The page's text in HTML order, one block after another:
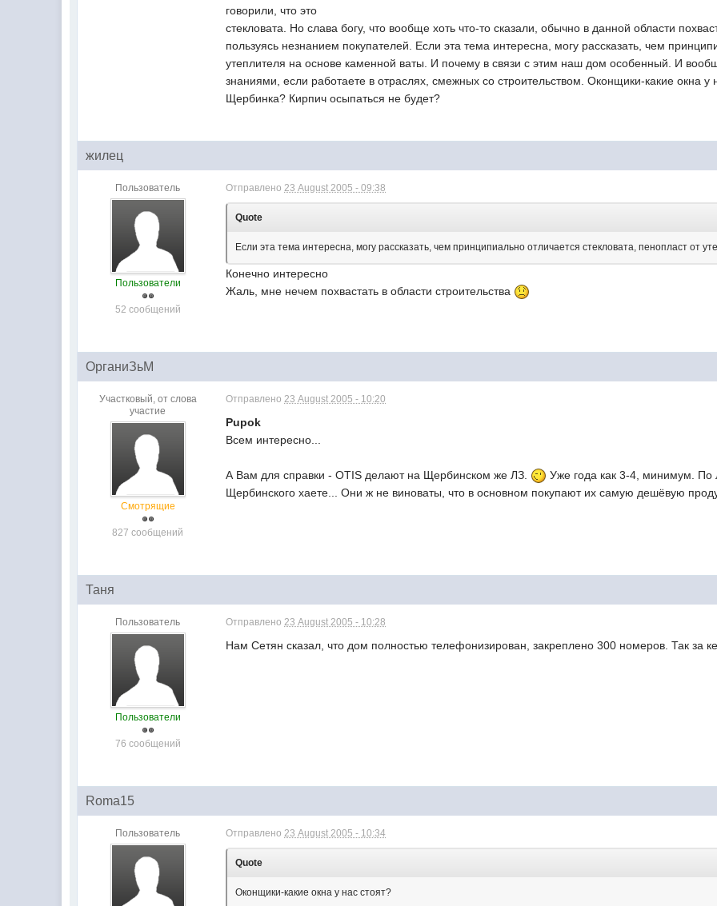
говорили, что это
стекловата. Но слава богу, что вообще хоть что-то сказали, обычно в данной области
пользуясь незнанием покупателей. Если эта тема интересна, могу рассказать, чем
утеплителя на основе каменной ваты. И почему в связи с этим наш дом особенный. И
знаниями, если работаете в отраслях, смежных со строительством. Оконщики-какие окна
Щербинка? Кирпич осыпаться не будет?
жилец
Пользователь
Пользователи
52 сообщений
Отправлено23 August 2005 - 09:38
Quote
Если эта тема интересна, могу рассказать, чем принципиально отличается стекловата, пенопласт от
Конечно интересно
Жаль, мне нечем похвастать в области строительства
ОрганиЗьМ
Участковый, от слова
участие
Смотрящие
827 сообщений
Отправлено23 August 2005 - 10:20
Pupok
Всем интересно...
А Вам для справки - OTIS делают на Щербинском же ЛЗ.
Уже года как 3-4, минимум.
Щербинского хаете... Они ж не виноваты, что в основном покупают их самую дешёвую
Таня
Пользователь
Пользователи
76 сообщений
Отправлено23 August 2005 - 10:28
Нам Сетян сказал, что дом полностью телефонизирован, закреплено 300 номеров. Так за
Roma15
Пользователь Отправлено23 August 2005 - 10:34
Quote
Оконщики-какие окна у нас стоят?